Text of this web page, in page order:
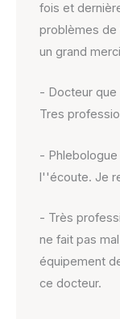
fois et
problèmes de
un grand
- Docteur
Tres
-
l''écoute. Je
- Très
ne fait pas
équipement
ce docteur.